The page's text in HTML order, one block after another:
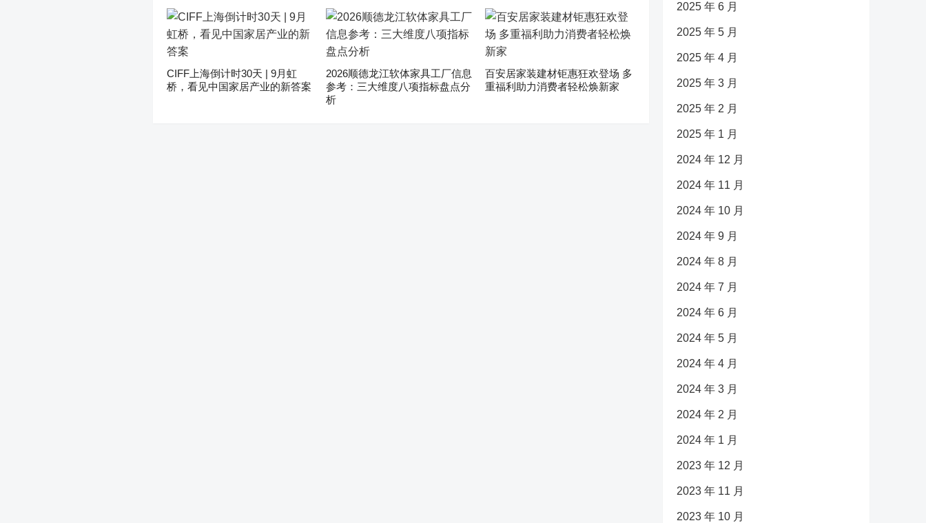
CIFF上海倒计时30天 | 9月虹
桥，看见中国家居产业的新答案
2026顺德龙江软体家具工厂信息
参考：三大维度八项指标盘点分
析
百安居家装建材钜惠狂欢登场 多
重福利助力消费者轻松焕新家
2025 年 6 月
2025 年 5 月
2025 年 4 月
2025 年 3 月
2025 年 2 月
2025 年 1 月
2024 年 12 月
2024 年 11 月
2024 年 10 月
2024 年 9 月
2024 年 8 月
2024 年 7 月
2024 年 6 月
2024 年 5 月
2024 年 4 月
2024 年 3 月
2024 年 2 月
2024 年 1 月
2023 年 12 月
2023 年 11 月
2023 年 10 月